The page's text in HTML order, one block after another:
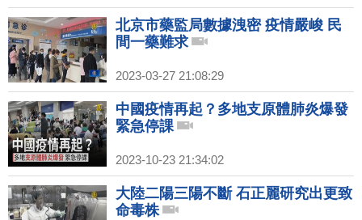
北京市藥監局數據洩密 疫情嚴峻 民
間一藥難求
2023-03-27 21:08:29
中國疫情再起？多地支原體肺炎爆發
緊急停課
2023-10-23 21:34:02
大陸二陽三陽不斷 石正麗研究出更致
命毒株